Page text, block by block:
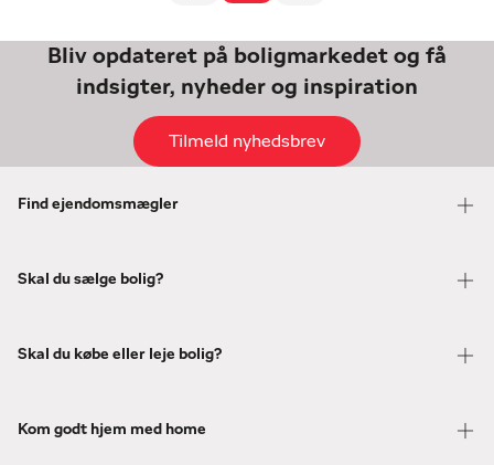
Bliv opdateret på boligmarkedet og få
indsigter, nyheder og inspiration
Tilmeld nyhedsbrev
Find ejendomsmægler
Skal du sælge bolig?
Skal du købe eller leje bolig?
Kom godt hjem med home